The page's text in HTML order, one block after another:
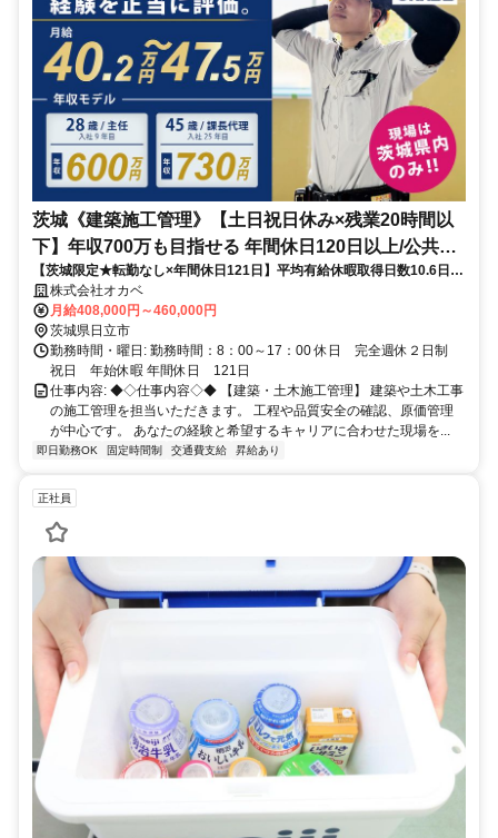
茨城《建築施工管理》【土日祝日休み×残業20時間以
下】年収700万も目指せる 年間休日120日以上/公共工
事メイン/正社員
【茨城限定★転勤なし×年間休日121日】平均有給休暇取得日数10.6日！
嬉しい入社お祝い金15万円支給♪
株式会社オカベ
月給408,000円～460,000円
茨城県日立市
勤務時間・曜日: 勤務時間：8：00～17：00 休日 完全週休２日制
祝日 年始休暇 年間休日 121日
仕事内容: ◆◇仕事内容◇◆ 【建築・土木施工管理】 建築や土木工事
の施工管理を担当いただきます。 工程や品質安全の確認、原価管理
が中心です。 あなたの経験と希望するキャリアに合わせた現場を...
即日勤務OK 固定時間制 交通費支給 昇給あり
正社員